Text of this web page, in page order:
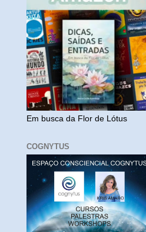
Em busca da Flor de Lótus
COGNYTUS